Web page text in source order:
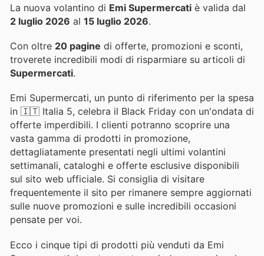
La nuova volantino di Emi Supermercati è valida dal
2 luglio 2026 al 15 luglio 2026.
Con oltre 20 pagine di offerte, promozioni e sconti,
troverete incredibili modi di risparmiare su articoli di
Supermercati.
Emi Supermercati, un punto di riferimento per la spesa
in 🇮🇹 Italia 5, celebra il Black Friday con un'ondata di
offerte imperdibili. I clienti potranno scoprire una
vasta gamma di prodotti in promozione,
dettagliatamente presentati negli ultimi volantini
settimanali, cataloghi e offerte esclusive disponibili
sul sito web ufficiale. Si consiglia di visitare
frequentemente il sito per rimanere sempre aggiornati
sulle nuove promozioni e sulle incredibili occasioni
pensate per voi.
Ecco i cinque tipi di prodotti più venduti da Emi